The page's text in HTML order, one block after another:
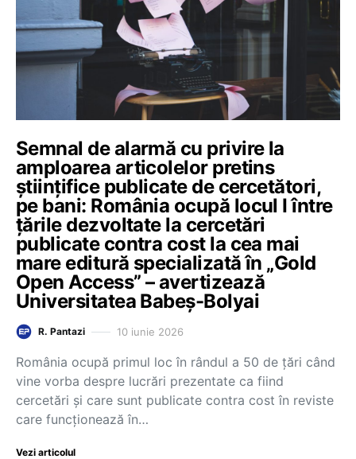
Semnal de alarmă cu privire la
amploarea articolelor pretins
științifice publicate de cercetători,
pe bani: România ocupă locul I între
țările dezvoltate la cercetări
publicate contra cost la cea mai
mare editură specializată în „Gold
Open Access” – avertizează
Universitatea Babeș-Bolyai
R. Pantazi 10 iunie 2026
România ocupă primul loc în rândul a 50 de țări când
vine vorba despre lucrări prezentate ca fiind
cercetări și care sunt publicate contra cost în reviste
care funcționează în…
Vezi articolul